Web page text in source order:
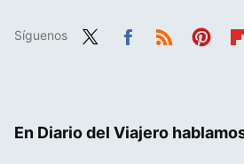
Síguenos
En Diario del Viajero